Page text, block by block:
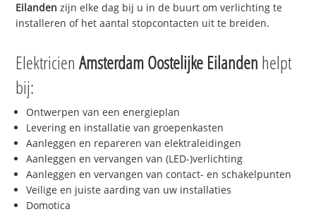
Eilandenzijn elke dag bij u in de buurt om verlichting te
installeren of het aantal stopcontacten uit te breiden.
ElektricienAmsterdam Oostelijke Eilanden helpt
bij:
Ontwerpen van een energieplan
Levering en installatie van groepenkasten
Aanleggen en repareren van elektraleidingen
Aanleggen en vervangen van (LED-)verlichting
Aanleggen en vervangen van contact- en schakelpunten
Veilige en juiste aarding van uw installaties
Domotica